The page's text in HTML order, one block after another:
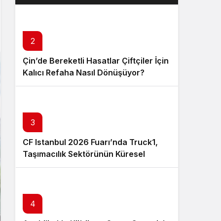
Layık Görüldü?
2
Çin’de Bereketli Hasatlar Çiftçiler İçin
Kalıcı Refaha Nasıl Dönüşüyor?
3
CF Istanbul 2026 Fuarı’nda Truck1,
Taşımacılık Sektörünün Küresel
Tedarik Zincirini Dijital Platformuyla
4